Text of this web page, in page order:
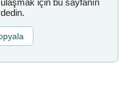
için bu sayfanın